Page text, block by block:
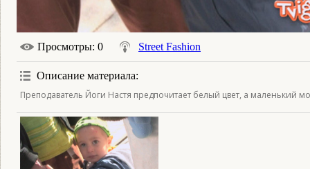
Просмотры: 0 Street Fashion
Описание материала:
Преподаватель Йоги Настя предпочитает белый цвет, а маленький